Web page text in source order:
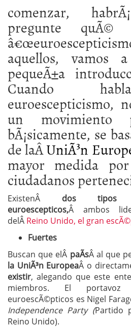
comenzar,
pregunte
aquellos, vamos
pequeÃ±a
Cuando
euroescepticismo,
un movimiento
bÃ¡sicamente, se
de laÂUniÃ³n
mayor medida
ciudadanos
ExistenÂ dos tipos
euroescepticos,Â ambos
delÂ Reino Unido, el gran
Fuertes
Buscan que elÂ paÃ­sÂ al que
la UniÃ³n EuropeaÂ o
existir, alegando que este
miembros. El
euroescÃ©pticos es Nigel
Independence Party (Partido
Reino Unido).